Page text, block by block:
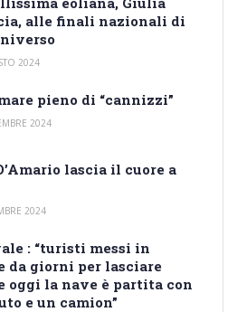
alle finali nazionali di
2024
pieno di “cannizzi”
2024
lascia il cuore a
2024
: “turisti messi in
da giorni per lasciare
oggi la nave è partita con
e un camion”